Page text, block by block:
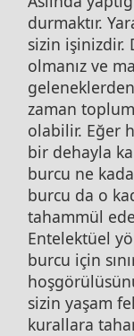
durmaktır.
sizin işinizdir.
olmanız ve
zaman
olabilir. Eğer
bir dehayla
burcu ne
burcu da o
tahammül
Entelektüel
burcu için
sizin yaşam
kurallara